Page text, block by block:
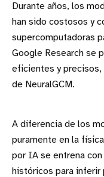
Durante años, los
han sido costosos y
supercomputadoras
Google Research se
eficientes y precisos,
de NeuralGCM.
A diferencia de los
puramente en la
por IA se entrena
históricos para inferir